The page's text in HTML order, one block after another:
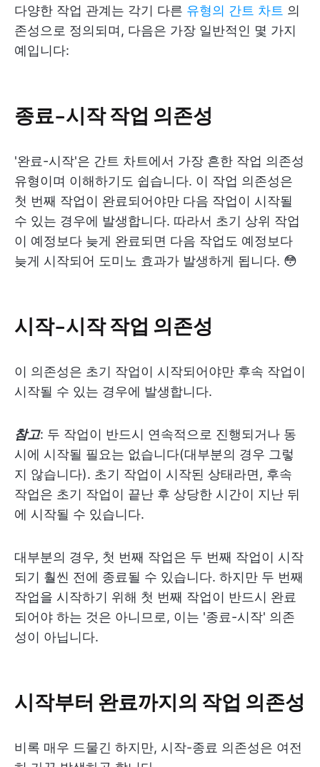
다양한 작업 관계는 각기 다른 유형의 간트 차트 의
존성으로 정의되며, 다음은 가장 일반적인 몇 가지
예입니다:
종료-시작 작업 의존성
'완료-시작'은 간트 차트에서 가장 흔한 작업 의존성
유형이며 이해하기도 쉽습니다. 이 작업 의존성은
첫 번째 작업이 완료되어야만 다음 작업이 시작될
수 있는 경우에 발생합니다. 따라서 초기 상위 작업
이 예정보다 늦게 완료되면 다음 작업도 예정보다
늦게 시작되어 도미노 효과가 발생하게 됩니다. 😳
시작-시작 작업 의존성
이 의존성은 초기 작업이 시작되어야만 후속 작업이
시작될 수 있는 경우에 발생합니다.
참고: 두 작업이 반드시 연속적으로 진행되거나 동
시에 시작될 필요는 없습니다(대부분의 경우 그렇
지 않습니다). 초기 작업이 시작된 상태라면, 후속
작업은 초기 작업이 끝난 후 상당한 시간이 지난 뒤
에 시작될 수 있습니다.
대부분의 경우, 첫 번째 작업은 두 번째 작업이 시작
되기 훨씬 전에 종료될 수 있습니다. 하지만 두 번째
작업을 시작하기 위해 첫 번째 작업이 반드시 완료
되어야 하는 것은 아니므로, 이는 '종료-시작' 의존
성이 아닙니다.
시작부터 완료까지의 작업 의존성
비록 매우 드물긴 하지만, 시작-종료 의존성은 여전